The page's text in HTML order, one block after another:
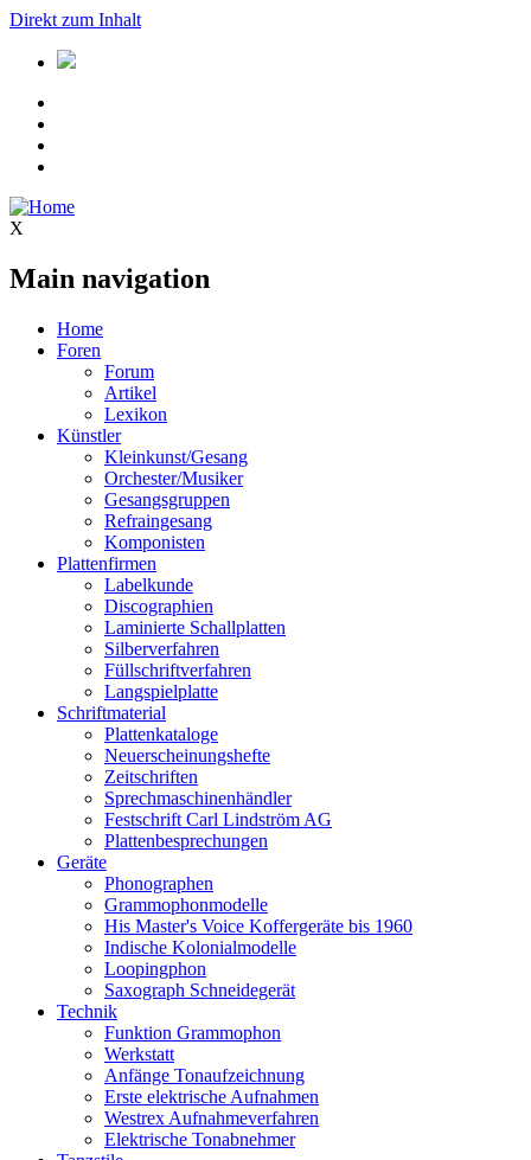
Direkt zum Inhalt
X
Main navigation
Home
Foren
Forum
Artikel
Lexikon
Künstler
Kleinkunst/Gesang
Orchester/Musiker
Gesangsgruppen
Refraingesang
Komponisten
Plattenfirmen
Labelkunde
Discographien
Laminierte Schallplatten
Silberverfahren
Füllschriftverfahren
Langspielplatte
Schriftmaterial
Plattenkataloge
Neuerscheinungshefte
Zeitschriften
Sprechmaschinenhändler
Festschrift Carl Lindström AG
Plattenbesprechungen
Geräte
Phonographen
Grammophonmodelle
His Master's Voice Koffergeräte bis 1960
Indische Kolonialmodelle
Loopingphon
Saxograph Schneidegerät
Technik
Funktion Grammophon
Werkstatt
Anfänge Tonaufzeichnung
Erste elektrische Aufnahmen
Westrex Aufnahmeverfahren
Elektrische Tonabnehmer